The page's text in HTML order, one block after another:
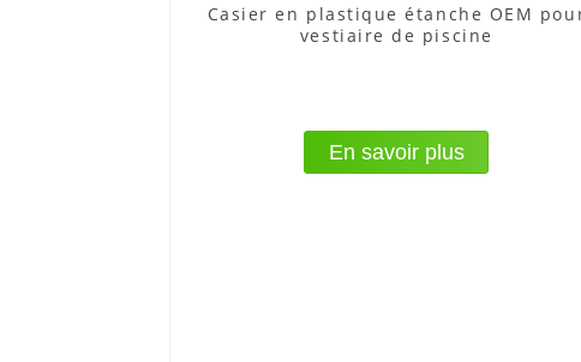
Casier en plastique étanche OEM
vestiaire de piscine
En savoir plus